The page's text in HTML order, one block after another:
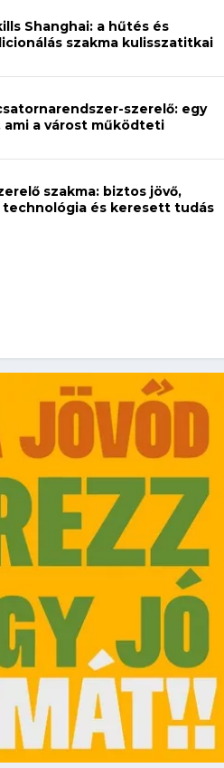
sor program dönti
Shanghai: a hűtés és
szakma kulisszatitkai
szerelő: egy
ami a várost működteti
szakma: biztos jövő,
technológia és keresett tudás